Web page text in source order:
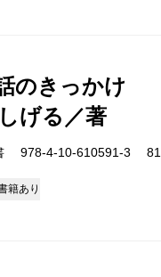
のきっかけ
げる／著
978-4-10-610591-3
籍あり